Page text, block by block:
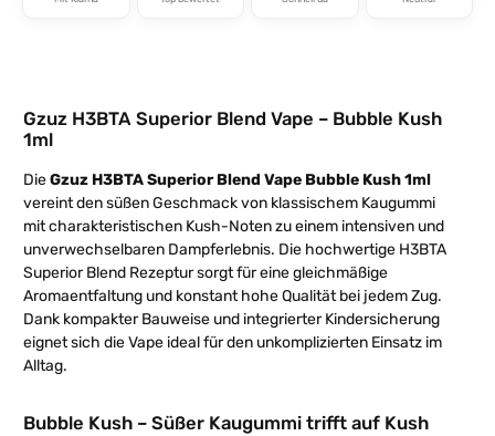
Gzuz H3BTA Superior Blend Vape – Bubble Kush
1ml
DieGzuz H3BTA Superior Blend Vape Bubble Kush 1ml
vereint den süßen Geschmack von klassischem Kaugummi
mit charakteristischen Kush-Noten zu einem intensiven und
unverwechselbaren Dampferlebnis. Die hochwertige H3BTA
Superior Blend Rezeptur sorgt für eine gleichmäßige
Aromaentfaltung und konstant hohe Qualität bei jedem Zug.
Dank kompakter Bauweise und integrierter Kindersicherung
eignet sich die Vape ideal für den unkomplizierten Einsatz im
Alltag.
Bubble Kush – Süßer Kaugummi trifft auf Kush